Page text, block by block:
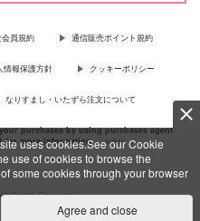
uses cookies.See our Cookie
use of cookies to browse the
some cookies through your browser
Agree and close
員規約 通信販売ポイント規約
情報保護方針 クッキーポリシー
なりすまし・いたずら注文について
purchases by using purchases agent
for more information …more
Rights Reserved.